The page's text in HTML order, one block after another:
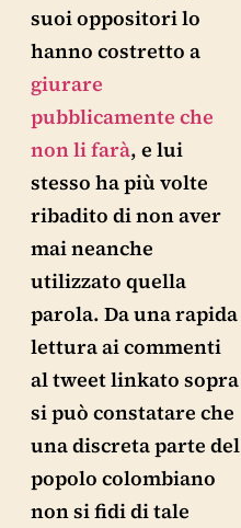
suoi oppositori lo
hanno costretto a
giurare
pubblicamente che
non li farà, e lui
stesso ha più volte
ribadito di non aver
mai neanche
utilizzato quella
parola. Da una rapida
lettura ai commenti
al tweet linkato sopra
si può constatare che
una discreta parte del
popolo colombiano
non si fidi di tale